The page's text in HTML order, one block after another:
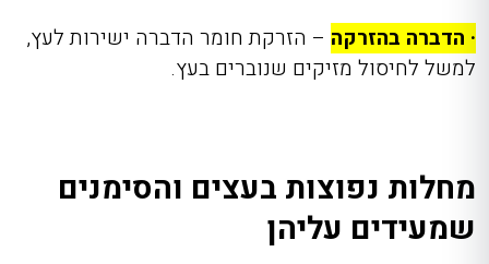
· הדברה בהזרקה – הזרקת חומר הדברה ישירות לעץ,
למשל לחיסול מזיקים שנוברים בעץ.
מחלות נפוצות בעצים והסימנים
שמעידים עליהן